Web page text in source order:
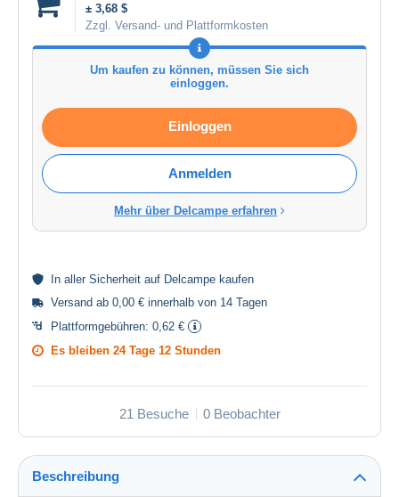
± 3,68 $
Zzgl. Versand- und Plattformkosten
Um kaufen zu können, müssen Sie sich
einloggen.
Einloggen
Anmelden
Mehr über Delcampe erfahren
In aller Sicherheit auf Delcampe kaufen
Versand ab 0,00 € innerhalb von 14 Tagen
Plattformgebühren: 0,62 €
Es bleiben 24 Tage 12 Stunden
21 Besuche 0 Beobachter
Beschreibung